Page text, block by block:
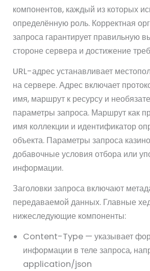
компонентов, каждый из которых
определённую роль. Корректная
запроса гарантирует правильную
стороне сервера и достижение
URL-адрес устанавливает
на сервере. Адрес включает
имя, маршрут к ресурсу и
параметры запроса. Маршрут как
имя коллекции и идентификатор
объекта. Параметры запроса
добавочные условия отбора или
информации.
Заголовки запроса включают
передаваемой данных. Главные
нижеследующие компоненты:
Content-Type — указывает
информации в теле запроса,
application/json